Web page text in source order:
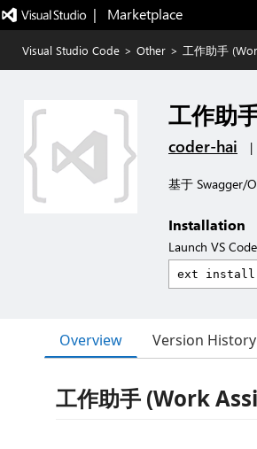
|   Marketplace
Visual Studio Code > Other > 工作助手
工作助
coder-hai |
基于 Swagger/
Installation
Launch VS
Overview Version History
工作助手 (Work